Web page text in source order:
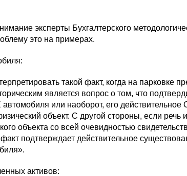
эксперты Бухгалтерского
это на примерах.
такой факт, когда на парковке
является вопрос о том, что
или наоборот, его
объект. С другой стороны, если
объекта со всей очевидностью
подтверждает действительное
активов: